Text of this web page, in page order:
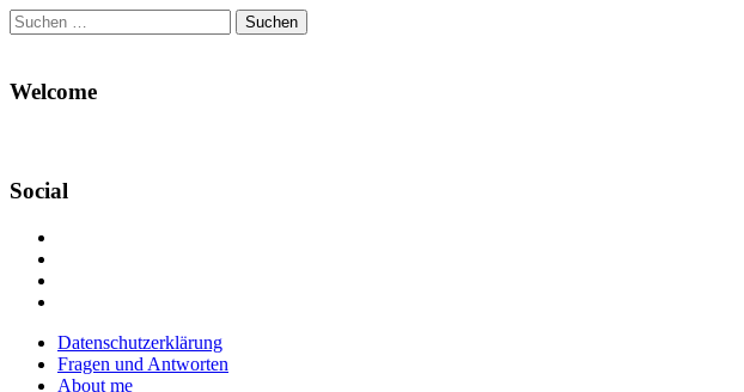
Suchen
nach:
Welcome
Social
Facebook
anzeigen
Twitter
anzeigen
auf
Instagram
anzeigen
Main
menu
Skip
content
Datenschutzerklärung
Fragen und Antworten
About me